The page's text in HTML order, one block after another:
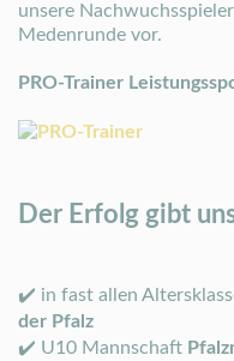
unsere
Medenrunde vor.
PRO-Trainer
Der Erfolg gibt
✔️ in fast allen
der Pfalz
✔️ U10 Mannschaft